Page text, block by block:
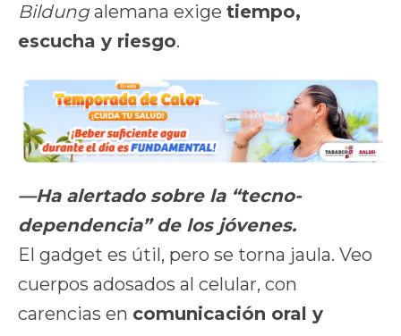
Bildungalemana exige tiempo,
escucha y riesgo.
—Ha alertado sobre la “tecno-
dependencia” de los jóvenes.
El gadget es útil, pero se torna jaula. Veo
cuerpos adosados al celular, con
carencias en comunicación oral y